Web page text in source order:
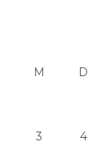
M D
3 4